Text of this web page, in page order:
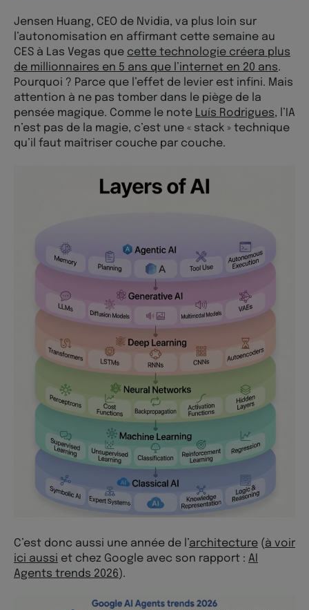
Jensen Huang, CEO de Nvidia, va plus loin sur
l’autonomisation en affirmant cette semaine au
CES à Las Vegas que cette technologie créera plus
de millionnaires en 5 ans que l’internet en 20 ans.
Pourquoi ? Parce que l’effet de levier est infini. Mais
attention à ne pas tomber dans le piège de la
pensée magique. Comme le note Luís Rodrigues, l’IA
n’est pas de la magie, c’est une « stack » technique
qu’il faut maîtriser couche par couche.
C’est donc aussi une année de l’architecture (à voir
ici aussi et chez Google avec son rapport : AI
Agents trends 2026).